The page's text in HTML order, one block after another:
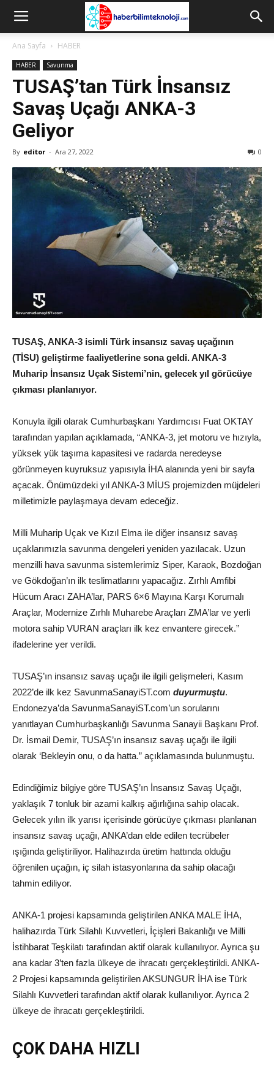
Ana Sayfa HABER
HABER Savunma
TUSAŞ’tan Türk İnsansız
Savaş Uçağı ANKA-3
Geliyor
By editor - Ara 27, 2022 0
TUSAŞ, ANKA-3 isimli Türk insansız savaş uçağının
(TİSU) geliştirme faaliyetlerine sona geldi. ANKA-3
Muharip İnsansız Uçak Sistemi’nin, gelecek yıl görücüye
çıkması planlanıyor.
Konuyla ilgili olarak Cumhurbaşkanı Yardımcısı Fuat OKTAY
tarafından yapılan açıklamada, “ANKA-3, jet motoru ve hızıyla,
yüksek yük taşıma kapasitesi ve radarda neredeyse
görünmeyen kuyruksuz yapısıyla İHA alanında yeni bir sayfa
açacak. Önümüzdeki yıl ANKA-3 MİUS projemizden müjdeleri
milletimizle paylaşmaya devam edeceğiz.
Milli Muharip Uçak ve Kızıl Elma ile diğer insansız savaş
uçaklarımızla savunma dengeleri yeniden yazılacak. Uzun
menzilli hava savunma sistemlerimiz Siper, Karaok, Bozdoğan
ve Gökdoğan’ın ilk teslimatlarını yapacağız. Zırhlı Amfibi
Hücum Aracı ZAHA’lar, PARS 6×6 Mayına Karşı Korumalı
Araçlar, Modernize Zırhlı Muharebe Araçları ZMA’lar ve yerli
motora sahip VURAN araçları ilk kez envantere girecek.”
ifadelerine yer verildi.
TUSAŞ’ın insansız savaş uçağı ile ilgili gelişmeleri, Kasım
2022’de ilk kez SavunmaSanayiST.com duyurmuştu.
Endonezya’da SavunmaSanayiST.com’un sorularını
yanıtlayan Cumhurbaşkanlığı Savunma Sanayii Başkanı Prof.
Dr. İsmail Demir, TUSAŞ’ın insansız savaş uçağı ile ilgili
olarak ‘Bekleyin onu, o da hatta.” açıklamasında bulunmuştu.
Edindiğimiz bilgiye göre TUSAŞ’ın İnsansız Savaş Uçağı,
yaklaşık 7 tonluk bir azami kalkış ağırlığına sahip olacak.
Gelecek yılın ilk yarısı içerisinde görücüye çıkması planlanan
insansız savaş uçağı, ANKA’dan elde edilen tecrübeler
ışığında geliştiriliyor. Halihazırda üretim hattında olduğu
öğrenilen uçağın, iç silah istasyonlarına da sahip olacağı
tahmin ediliyor.
ANKA-1 projesi kapsamında geliştirilen ANKA MALE İHA,
halihazırda Türk Silahlı Kuvvetleri, İçişleri Bakanlığı ve Milli
İstihbarat Teşkilatı tarafından aktif olarak kullanılıyor. Ayrıca şu
ana kadar 3’ten fazla ülkeye de ihracatı gerçekleştirildi. ANKA-
2 Projesi kapsamında geliştirilen AKSUNGUR İHA ise Türk
Silahlı Kuvvetleri tarafından aktif olarak kullanılıyor. Ayrıca 2
ülkeye de ihracatı gerçekleştirildi.
ÇOK DAHA HIZLI